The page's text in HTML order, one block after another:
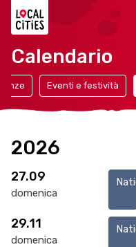
Calendario
Eventi e festività
2026
27.09
domenica
29.11
domenica